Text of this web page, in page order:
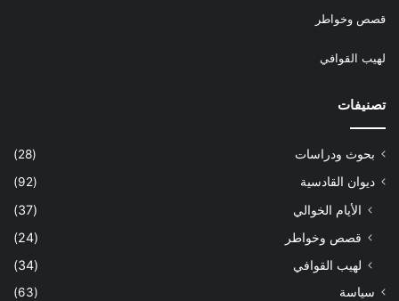
قصص وخواطر
لهيب القوافي
تصنيفات
بحوث ودراسات
(28)
ديوان القادسية
(92)
الأيام الخوالي
(37)
قصص وخواطر
(24)
لهيب القوافي
(34)
سياسة
(63)